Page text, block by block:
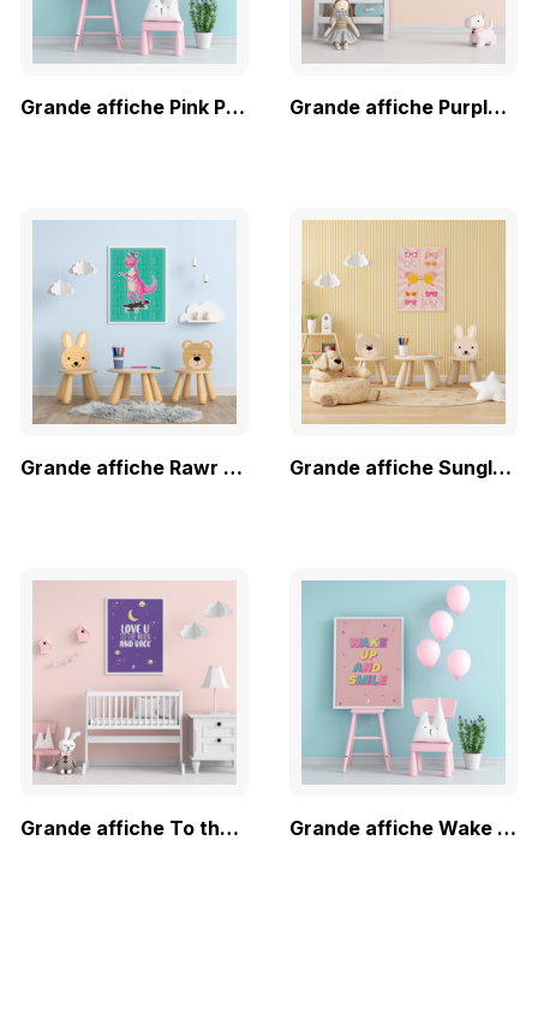
Grande affiche Pink PWR-ful Grande affiche Purple Level Up
Grande affiche Rawr Pwr Grande affiche Sunglasses
Grande affiche To the Moon and Back Grande affiche Wake Up